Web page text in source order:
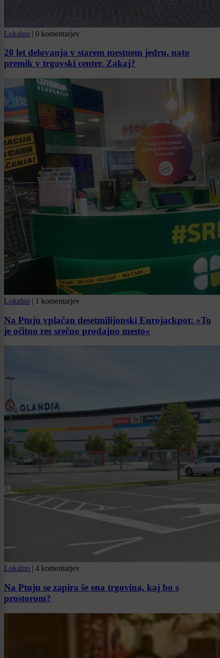
Lokalno | 0 komentarjev
20 let delovanja v starem mestnem jedru, nato
premik v trgovski center. Zakaj?
Lokalno | 1 komentarjev
Na Ptuju vplačan desetmilijonski Eurojackpot: »To
je očitno res srečno prodajno mesto«
Lokalno | 4 komentarjev
Na Ptuju se zapira še ena trgovina, kaj bo s
prostorom?